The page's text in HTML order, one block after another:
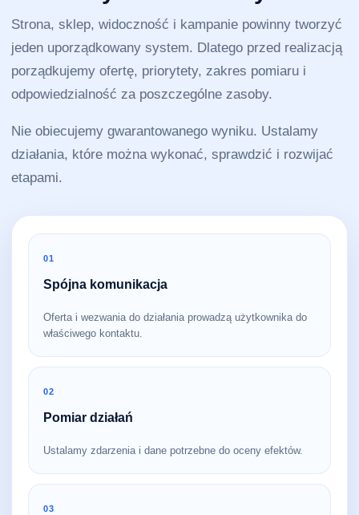
Strona, sklep, widoczność i kampanie powinny tworzyć
jeden uporządkowany system. Dlatego przed realizacją
porządkujemy ofertę, priorytety, zakres pomiaru i
odpowiedzialność za poszczególne zasoby.
Nie obiecujemy gwarantowanego wyniku. Ustalamy
działania, które można wykonać, sprawdzić i rozwijać
etapami.
01
Spójna komunikacja
Oferta i wezwania do działania prowadzą użytkownika do
właściwego kontaktu.
02
Pomiar działań
Ustalamy zdarzenia i dane potrzebne do oceny efektów.
03